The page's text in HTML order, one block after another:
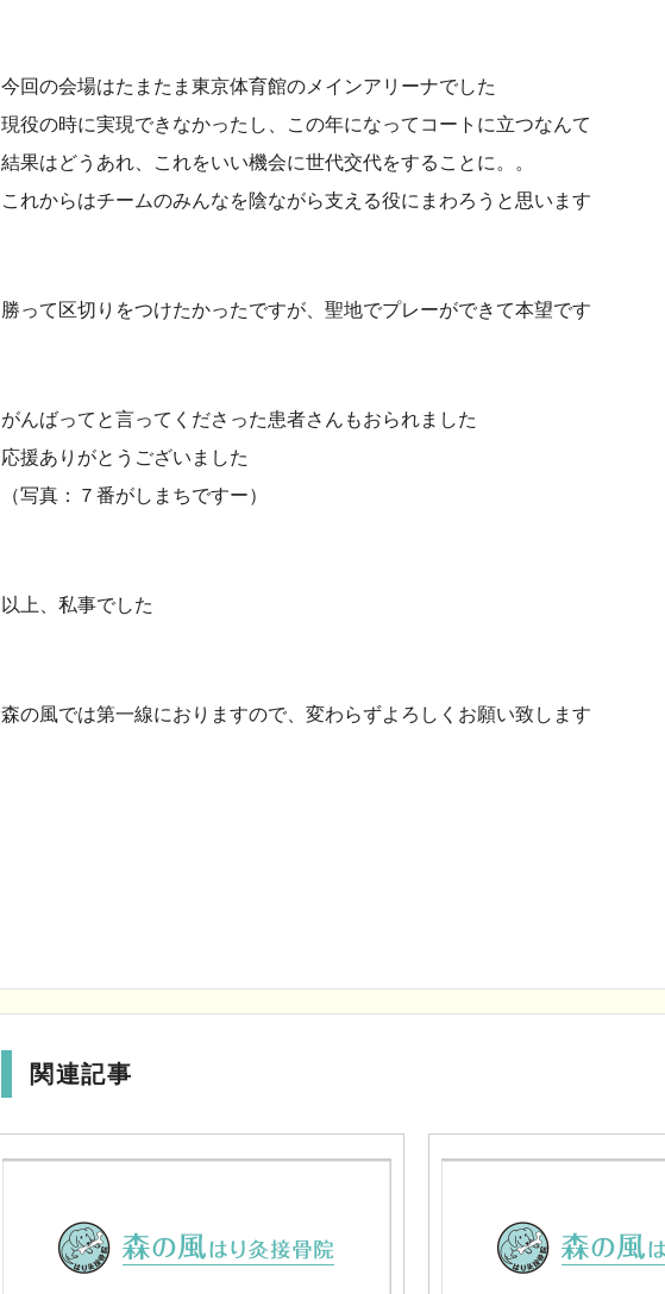
今回の会場はたまたま東京体育館のメインアリーナでした
現役の時に実現できなかったし、この年になってコートに立つなんて
結果はどうあれ、これをいい機会に世代交代をすることに。。
これからはチームのみんなを陰ながら支える役にまわろうと思います
勝って区切りをつけたかったですが、聖地でプレーができて本望です
がんばってと言ってくださった患者さんもおられました
応援ありがとうございました
（写真：７番がしまちですー）
以上、私事でした
森の風では第一線におりますので、変わらずよろしくお願い致します
関連記事